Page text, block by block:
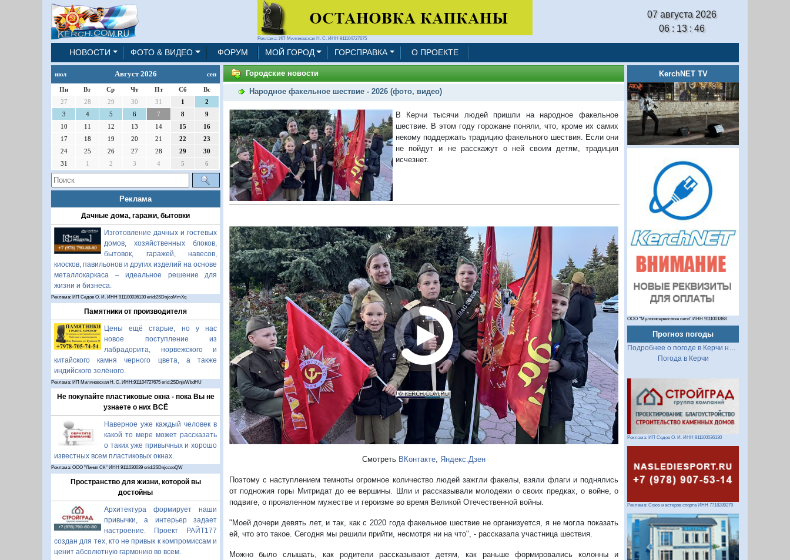
Реклама: ИП Миляновская Н. С. ИНН 911104727675
07 августа 2026
06 : 13 : 47
НОВОСТИ ФОТО & ВИДЕО ФОРУМ МОЙ ГОРОД ГОРСПРАВКА О ПРОЕКТЕ
июл Август 2026 сен
Пн Вт Ср Чт Пт Сб
Вс
27
28 29 30 31 1
2
3
4 5 6 7 8
9
10
11 12 13 14 15
16
17
18 19 20 21 22
23
24
25 26 27 28 29
30
31
1 2 3 4 5 6
Реклама
Дачные дома, гаражи, бытовки
Изготовление дачных и гостевых
домов, хозяйственных блоков,
бытовок, гаражей, навесов,
киосков, павильонов и других изделий на основе
металлокаркаса – идеальное решение для
жизни и бизнеса.
Реклама: ИП Седов О. И. ИНН 911100036130 erid:2SDnjcoMmXq
Памятники от производителя
Цены ещё старые, но у нас
новое поступление из
лабрадорита, норвежского и
китайского камня черного цвета, а также
индийского зелёного.
Реклама: ИП Миляновская Н. С. ИНН:911104727675 erid:2SDnjeWbdHU
Не покупайте пластиковые окна - пока Вы не
узнаете о них ВСЁ
Наверное уже каждый человек в
какой то мере может рассказать
о таких уже привычных и хорошо
известных всем пластиковых окнах.
Реклама: ООО "Линия СК" ИНН 9111030039 erid:2SDnjccooQW
Пространство для жизни, которой вы
достойны
Архитектура формирует наши
привычки, а интерьер задает
настроение. Проект РАЙТ177
создан для тех, кто не привык к компромиссам и
ценит абсолютную гармонию во всем.
Городские новости
Народное факельное шествие - 2026 (фото, видео)
В Керчи тысячи людей пришли на народное факельное
шествие. В этом году горожане поняли, что, кроме их самих
некому поддержать традицию факельного шествия. Если они
не пойдут и не расскажут о ней своим детям, традиция
исчезнет.
Смотреть ВКонтакте, Яндекс.Дзен
Поэтому с наступлением темноты огромное количество людей зажгли факелы, взяли флаги и поднялись
от подножия горы Митридат до ее вершины. Шли и рассказывали молодежи о своих предках, о войне, о
подвиге, о проявленном мужестве и героизме во время Великой Отечественной войны.
"Моей дочери девять лет, и так, как с 2020 года факельное шествие не организуется, я не могла показать
ей, что это такое. Сегодня мы решили прийти, несмотря ни на что", - рассказала участница шествия.
Можно было слышать, как родители рассказывают детям, как раньше формировались колонны и
KerchNET TV
ООО "Мультисервисные сети" ИНН 9111001888
Прогноз погоды
Подробнее о погоде в Керчи на 2 недели
Погода в Керчи
Реклама: ИП Седов О. И. ИНН 911100036130
Реклама: Союз мастеров спорта ИНН 7718289279